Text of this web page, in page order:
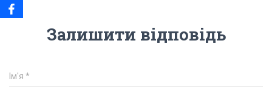
Залишити відповідь
Ім'я *